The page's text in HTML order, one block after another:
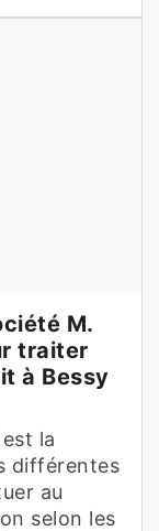
M.
traiter
à Bessy
la
différentes
au
selon les